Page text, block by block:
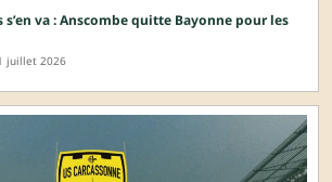
s’en va : Anscombe quitte Bayonne pour les
juillet 2026